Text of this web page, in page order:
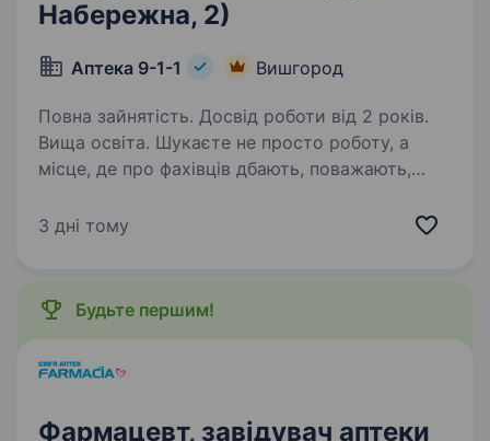
Набережна, 2)
Аптека 9-1-1 Вишгород
Повна зайнятість. Досвід роботи від 2 років.
Вища освіта. Шукаєте не просто роботу, а
місце, де про фахівців дбають, поважають,
до команди аптечної мережі «Аптека 9−1−1»!
3 дні тому
Будьте першим!
Фармацевт, завідувач аптеки